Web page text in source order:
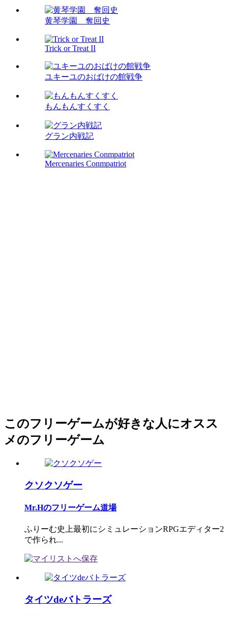
黄琴学園 奪回史
Trick or Treat II
ユキーユのおばけの館戦争
もんもんすくすく
グラン内戦記
Mercenaries Conmpatriot
このフリーゲームが好きな人にオスス
メのフリーゲーム
クソクソゲー
Mr.Hのフリーゲーム道場
ふりーむ史上最初にシミュレーションRPGエディター2
で作られ...
タイツdeバトラーズ